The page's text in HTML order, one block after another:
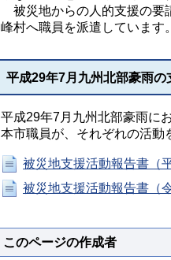
被災地からの人的支援の要
峰村へ職員を派遣しています。
平成29年7月九州北部豪雨
平成29年7月九州北部豪雨に
本市職員が、それぞれの活動
被災地支援活動報告書（
被災地支援活動報告書（
このページの作成者